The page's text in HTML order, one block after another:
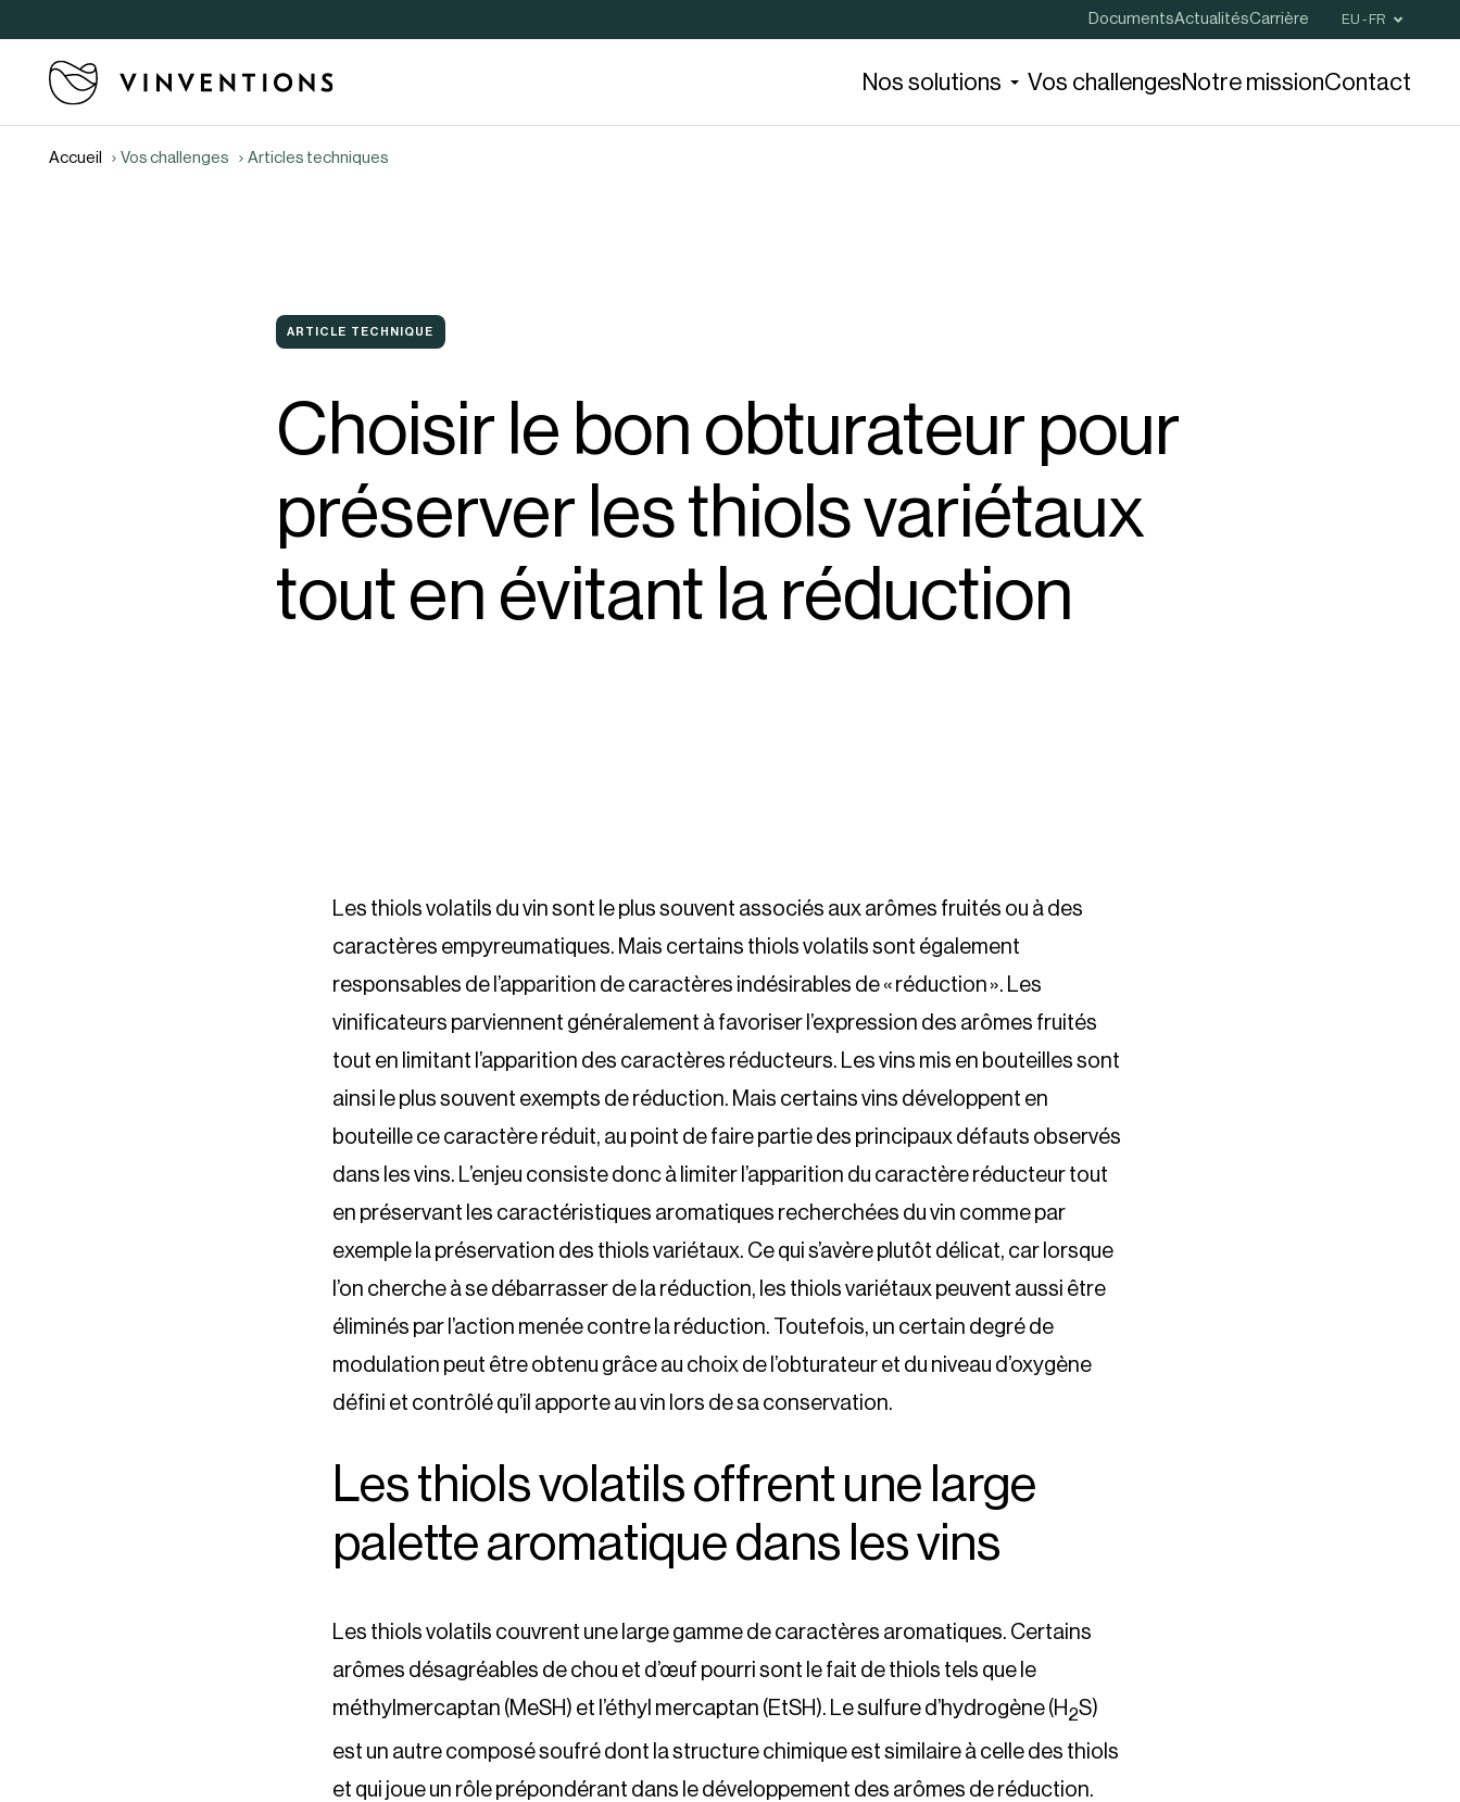
DocumentsActualitésCarrière EU - FR
Nos solutions Vos challengesNotre missionContact
Accueil Vos challenges Articles techniques
ARTICLE TECHNIQUE
Choisir le bon obturateur pour
préserver les thiols variétaux
tout en évitant la réduction
Les thiols volatils du vin sont le plus souvent associés aux arômes fruités ou à des
caractères empyreumatiques. Mais certains thiols volatils sont également
responsables de l’apparition de caractères indésirables de « réduction ». Les
vinificateurs parviennent généralement à favoriser l’expression des arômes fruités
tout en limitant l’apparition des caractères réducteurs. Les vins mis en bouteilles sont
ainsi le plus souvent exempts de réduction. Mais certains vins développent en
bouteille ce caractère réduit, au point de faire partie des principaux défauts observés
dans les vins. L’enjeu consiste donc à limiter l’apparition du caractère réducteur tout
en préservant les caractéristiques aromatiques recherchées du vin comme par
exemple la préservation des thiols variétaux. Ce qui s’avère plutôt délicat, car lorsque
l’on cherche à se débarrasser de la réduction, les thiols variétaux peuvent aussi être
éliminés par l’action menée contre la réduction. Toutefois, un certain degré de
modulation peut être obtenu grâce au choix de l’obturateur et du niveau d’oxygène
défini et contrôlé qu’il apporte au vin lors de sa conservation.
Les thiols volatils offrent une large
palette aromatique dans les vins
Les thiols volatils couvrent une large gamme de caractères aromatiques. Certains
arômes désagréables de chou et d’œuf pourri sont le fait de thiols tels que le
méthylmercaptan (MeSH) et l’éthyl mercaptan (EtSH). Le sulfure d’hydrogène (H2S)
est un autre composé soufré dont la structure chimique est similaire à celle des thiols
et qui joue un rôle prépondérant dans le développement des arômes de réduction.